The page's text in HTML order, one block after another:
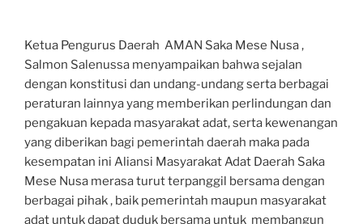
Ketua Pengurus Daerah AMAN Saka Mese Nusa ,
Salmon Salenussa menyampaikan bahwa sejalan
dengan konstitusi dan undang-undang serta berbagai
peraturan lainnya yang memberikan perlindungan dan
pengakuan kepada masyarakat adat, serta kewenangan
yang diberikan bagi pemerintah daerah maka pada
kesempatan ini Aliansi Masyarakat Adat Daerah Saka
Mese Nusa merasa turut terpanggil bersama dengan
berbagai pihak , baik pemerintah maupun masyarakat
adat untuk dapat duduk bersama untuk membangun